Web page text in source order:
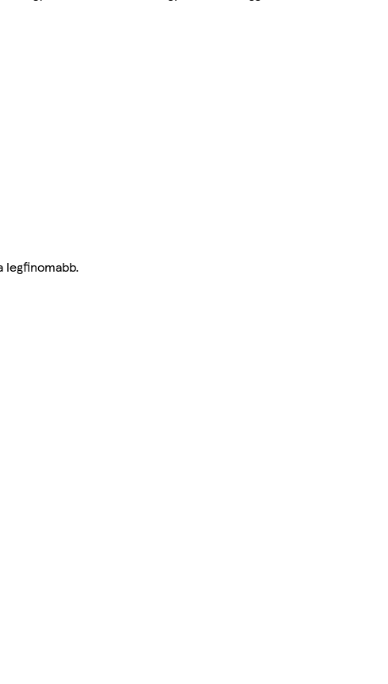
legfinomabb.